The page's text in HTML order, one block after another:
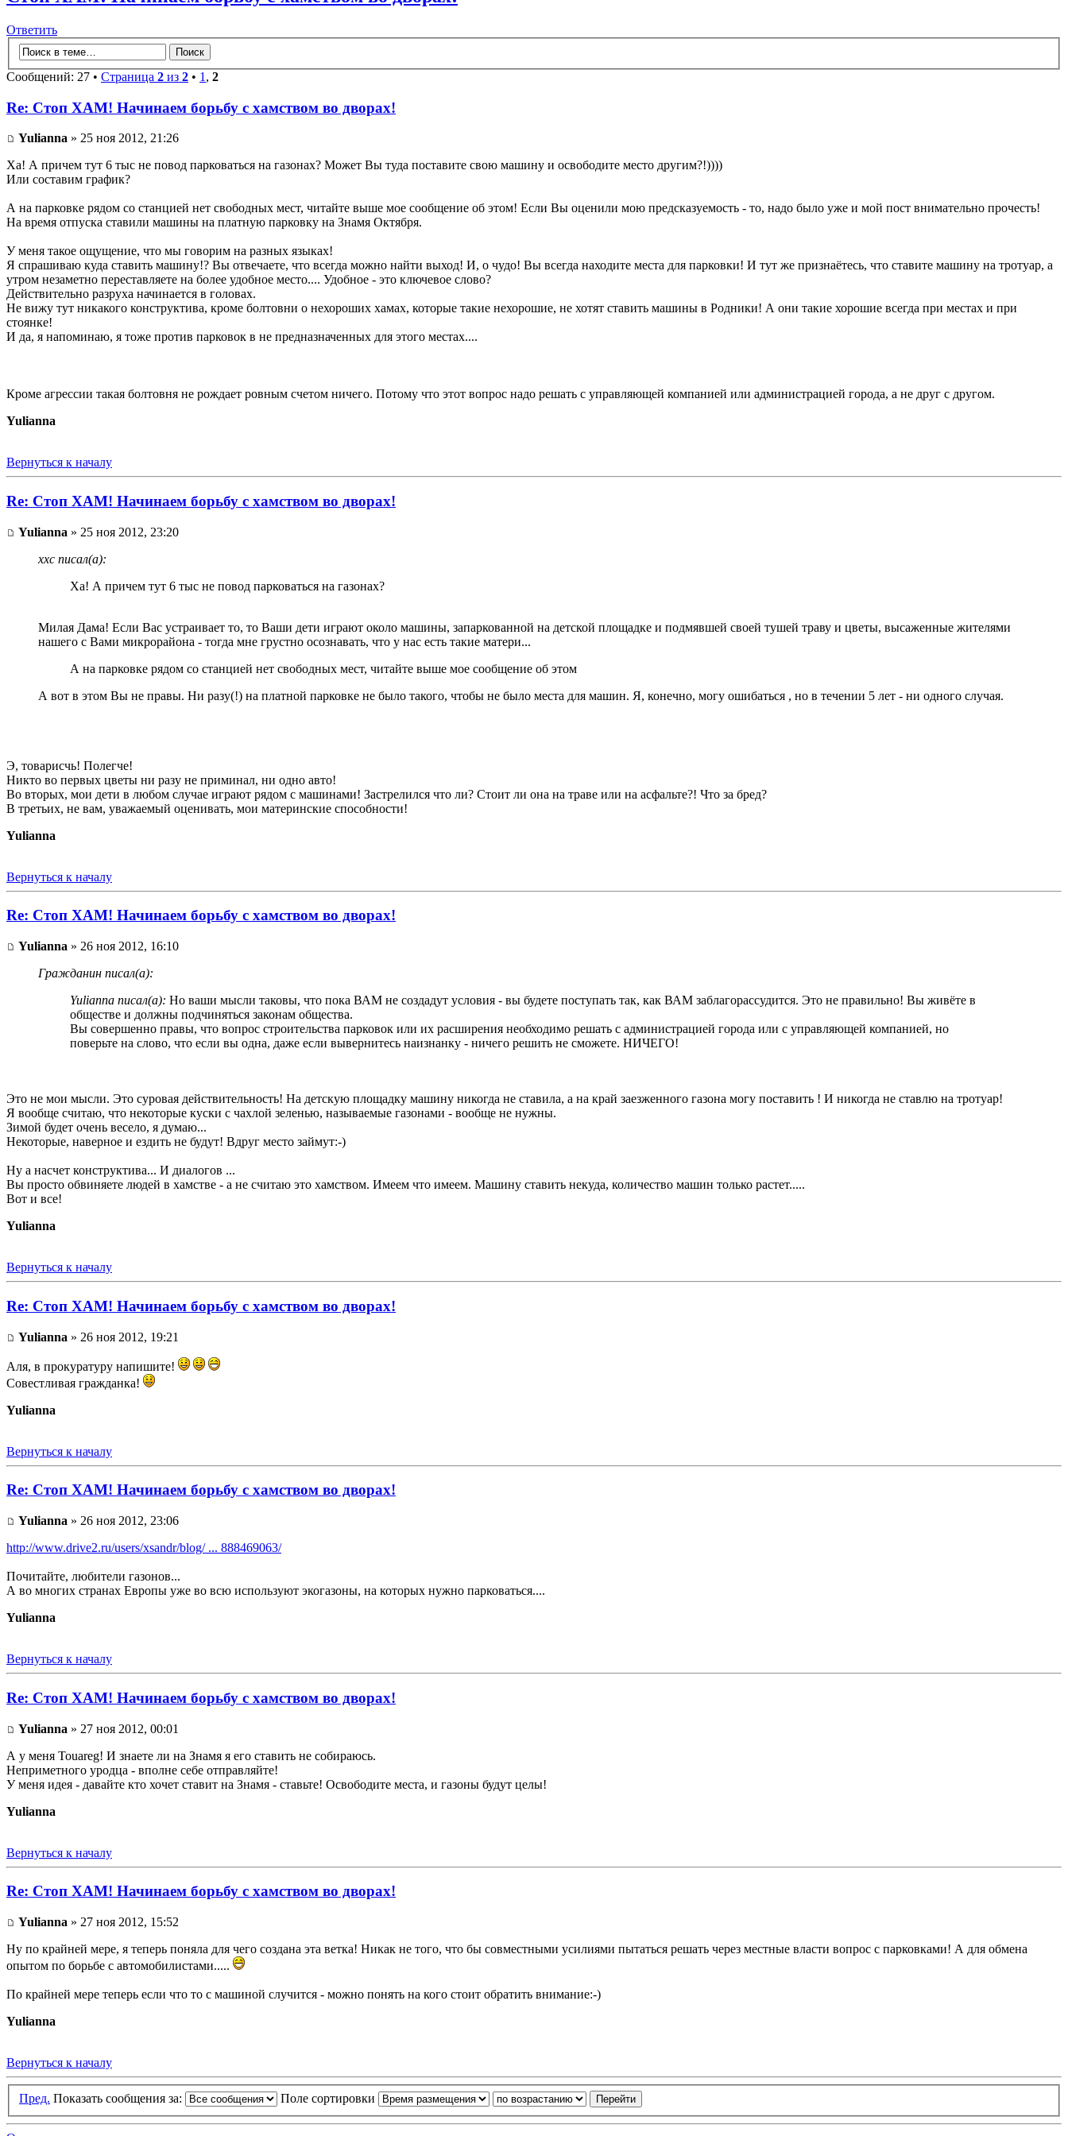
Ответить
Сообщений: 27 • Страница 2 из 2 • 1 , 2
Re: Стоп ХАМ! Начинаем борьбу с хамством во дворах!
Yulianna » 25 ноя 2012, 21:26
Ха! А причем тут 6 тыс не повод парковаться на газонах? Может Вы туда поставите свою машину и освободите место другим?!))))
Или составим график?
А на парковке рядом со станцией нет свободных мест, читайте выше мое сообщение об этом! Если Вы оценили мою предсказуемость - то, надо было уже и мой пост внимательно прочесть!
На время отпуска ставили машины на платную парковку на Знамя Октября.
У меня такое ощущение, что мы говорим на разных языках!
Я спрашиваю куда ставить машину!? Вы отвечаете, что всегда можно найти выход! И, о чудо! Вы всегда находите места для парковки! И тут же признаётесь, что ставите машину на тротуар, а
утром незаметно переставляете на более удобное место.... Удобное - это ключевое слово?
Действительно разруха начинается в головах.
Не вижу тут никакого конструктива, кроме болтовни о нехороших хамах, которые такие нехорошие, не хотят ставить машины в Родники! А они такие хорошие всегда при местах и при
стоянке!
И да, я напоминаю, я тоже против парковок в не предназначенных для этого местах....
Кроме агрессии такая болтовня не рождает ровным счетом ничего. Потому что этот вопрос надо решать с управляющей компанией или администрацией города, а не друг с другом.
Yulianna
Вернуться к началу
Re: Стоп ХАМ! Начинаем борьбу с хамством во дворах!
Yulianna » 25 ноя 2012, 23:20
xxc писал(а):
Ха! А причем тут 6 тыс не повод парковаться на газонах?
Милая Дама! Если Вас устраивает то, то Ваши дети играют около машины, запаркованной на детской площадке и подмявшей своей тушей траву и цветы, высаженные жителями
нашего с Вами микрорайона - тогда мне грустно осознавать, что у нас есть такие матери...
А на парковке рядом со станцией нет свободных мест, читайте выше мое сообщение об этом
А вот в этом Вы не правы. Ни разу(!) на платной парковке не было такого, чтобы не было места для машин. Я, конечно, могу ошибаться , но в течении 5 лет - ни одного случая.
Э, товарисчь! Полегче!
Никто во первых цветы ни разу не приминал, ни одно авто!
Во вторых, мои дети в любом случае играют рядом с машинами! Застрелился что ли? Стоит ли она на траве или на асфальте?! Что за бред?
В третьих, не вам, уважаемый оценивать, мои материнские способности!
Yulianna
Вернуться к началу
Re: Стоп ХАМ! Начинаем борьбу с хамством во дворах!
Yulianna » 26 ноя 2012, 16:10
Гражданин писал(а):
Yulianna писал(а): Но ваши мысли таковы, что пока ВАМ не создадут условия - вы будете поступать так, как ВАМ заблагорассудится. Это не правильно! Вы живёте в
обществе и должны подчиняться законам общества.
Вы совершенно правы, что вопрос строительства парковок или их расширения необходимо решать с администрацией города или с управляющей компанией, но
поверьте на слово, что если вы одна, даже если вывернитесь наизнанку - ничего решить не сможете. НИЧЕГО!
Это не мои мысли. Это суровая действительность! На детскую площадку машину никогда не ставила, а на край заезженного газона могу поставить ! И никогда не ставлю на тротуар!
Я вообще считаю, что некоторые куски с чахлой зеленью, называемые газонами - вообще не нужны.
Зимой будет очень весело, я думаю...
Некоторые, наверное и ездить не будут! Вдруг место займут:-)
Ну а насчет конструктива... И диалогов ...
Вы просто обвиняете людей в хамстве - а не считаю это хамством. Имеем что имеем. Машину ставить некуда, количество машин только растет.....
Вот и все!
Yulianna
Вернуться к началу
Re: Стоп ХАМ! Начинаем борьбу с хамством во дворах!
Yulianna » 26 ноя 2012, 19:21
Аля, в прокуратуру напишите!
Совестливая гражданка!
Yulianna
Вернуться к началу
Re: Стоп ХАМ! Начинаем борьбу с хамством во дворах!
Yulianna » 26 ноя 2012, 23:06
http://www.drive2.ru/users/xsandr/blog/ ... 888469063/
Почитайте, любители газонов...
А во многих странах Европы уже во всю используют экогазоны, на которых нужно парковаться....
Yulianna
Вернуться к началу
Re: Стоп ХАМ! Начинаем борьбу с хамством во дворах!
Yulianna » 27 ноя 2012, 00:01
А у меня Touareg! И знаете ли на Знамя я его ставить не собираюсь.
Неприметного уродца - вполне себе отправляйте!
У меня идея - давайте кто хочет ставит на Знамя - ставьте! Освободите места, и газоны будут целы!
Yulianna
Вернуться к началу
Re: Стоп ХАМ! Начинаем борьбу с хамством во дворах!
Yulianna » 27 ноя 2012, 15:52
Ну по крайней мере, я теперь поняла для чего создана эта ветка! Никак не того, что бы совместными усилиями пытаться решать через местные власти вопрос с парковками! А для обмена
опытом по борьбе с автомобилистами.....
По крайней мере теперь если что то с машиной случится - можно понять на кого стоит обратить внимание:-)
Yulianna
Вернуться к началу
Пред. Показать сообщения за: Поле сортировки